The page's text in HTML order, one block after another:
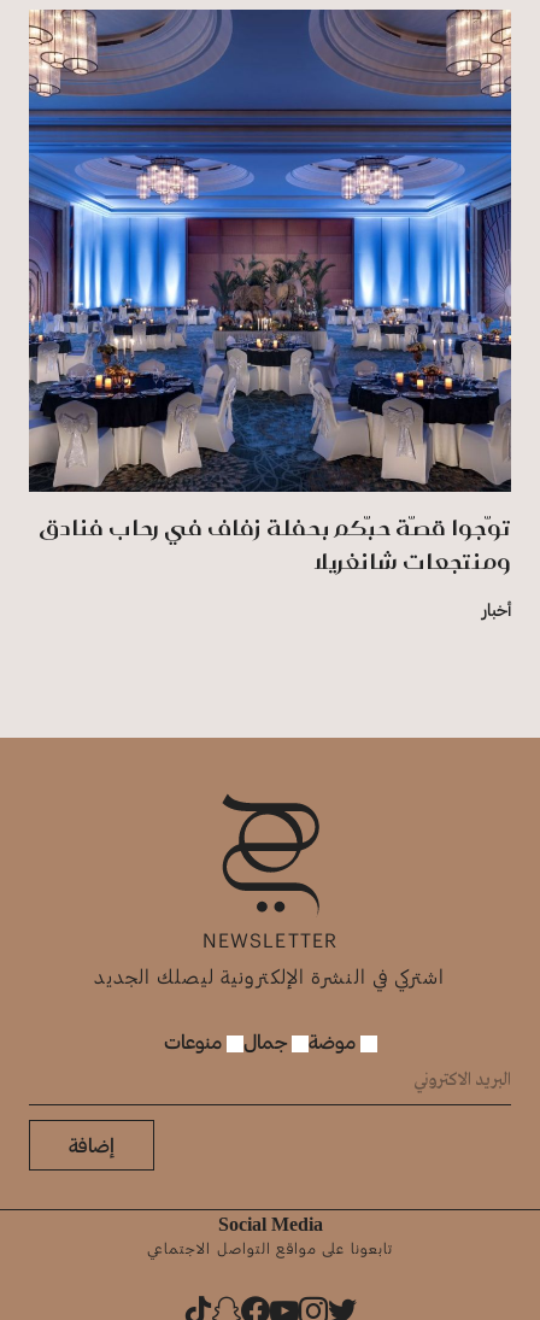
توّجوا قصّة حبّكم بحفلة زفاف في رِحاب فنادق
ومنتجعات شانغريلا
أخبار
NEWSLETTER
اشتركي في النشرة الإلكترونية ليصلك الجديد
موضة جمال منوعات
إضافة
Social Media
تابعونا على مواقع التواصل الاجتماعي